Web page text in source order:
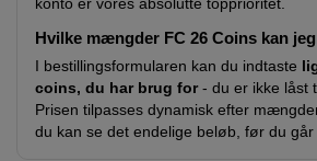
konto er vores absolutte topprioritet.
Hvilke mængder FC 26 Coins kan
I bestillingsformularen kan du indtaste
coins, du har brug for- du er ikke låst
Prisen tilpasses dynamisk efter
du kan se det endelige beløb, før du går